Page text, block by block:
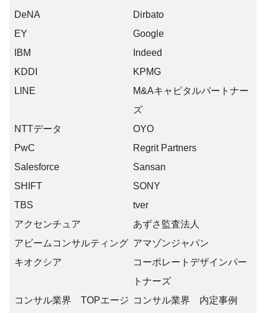
DeNA
Dirbato
EY
Google
IBM
Indeed
KDDI
KPMG
LINE
M&Aキャピタルパートナー
ズ
NTTデータ
OYO
PwC
Regrit Partners
Salesforce
Sansan
SHIFT
SONY
TBS
tver
アクセンチュア
あずさ監査法人
アビームコンサルティング アマゾンジャパン
キオクシア
コーポレートデザインパー
トナーズ
コンサル業界 TOPエージ コンサル業界 内定事例